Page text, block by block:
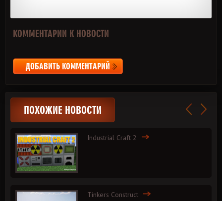
КОММЕНТАРИИ К НОВОСТИ
ДОБАВИТЬ КОММЕНТАРИЙ
ПОХОЖИЕ НОВОСТИ
Industrial Craft 2
Tinkers Construct